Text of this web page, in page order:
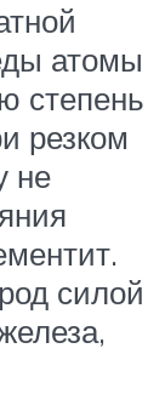
атомы
степень
резком
не
силой